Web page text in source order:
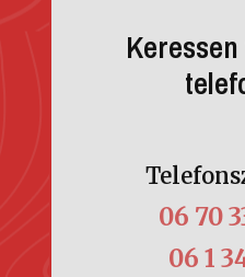
06 70
06 1